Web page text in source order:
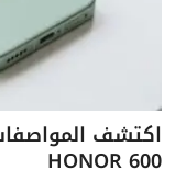
اكتشف
HONOR 600